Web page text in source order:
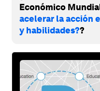
Económico
acelerar la acción
y habilidades??